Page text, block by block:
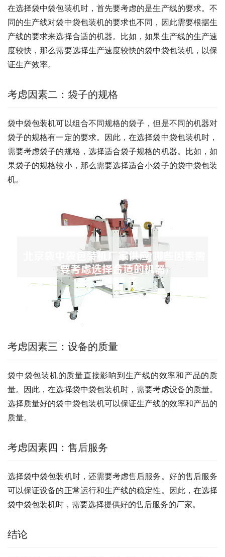
在选择袋中袋包装机时，首先要考虑的是生产线的要求。不
同的生产线对袋中袋包装机的要求也不同，因此需要根据生
产线的要求来选择合适的机器。比如，如果生产线的生产速
度较快，那么需要选择生产速度较快的袋中袋包装机，以保
证生产效率。
考虑因素二：袋子的规格
袋中袋包装机可以组合不同规格的袋子，但是不同的机器对
袋子的规格有一定的要求。因此，在选择袋中袋包装机时，
需要考虑袋子的规格，选择适合袋子规格的机器。比如，如
果袋子的规格较小，那么需要选择适合小袋子的袋中袋包装
机。
考虑因素三：设备的质量
袋中袋包装机的质量直接影响到生产线的效率和产品的质
量。因此，在选择袋中袋包装机时，需要考虑设备的质量。
选择质量好的袋中袋包装机可以保证生产线的效率和产品的
质量。
考虑因素四：售后服务
选择袋中袋包装机时，还需要考虑售后服务。好的售后服务
可以保证设备的正常运行和生产线的稳定性。因此，在选择
袋中袋包装机时，需要选择提供好的售后服务的厂家。
结论